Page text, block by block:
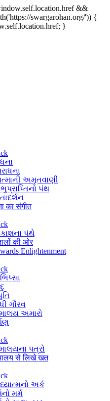
&&
swargarohan.org/')) {
}
અમૃતવાણી
પંથ
का संगीत
પંથે
की ओर
Enlightenment
ગૌરવ
અમારો
પત્રો
से लिखे खत
અર્ક
મર્મ